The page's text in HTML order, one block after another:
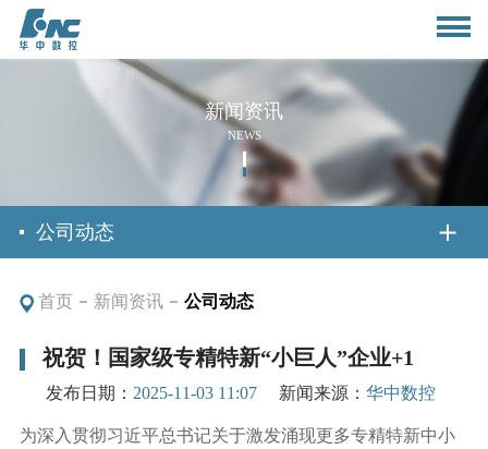
首页
关于我们
董事长致辞
新闻资讯
新闻资讯
NEWS
公司动态
首页 新闻资讯 公司动态
祝贺！国家级专精特新“小巨人”企业+1
发布日期： 2025-11-03 11:07 新闻来源：华中数控
为深入贯彻习近平总书记关于激发涌现更多专精特新中小